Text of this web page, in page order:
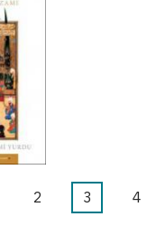
Seite
2
Aktuelle
3 Seite
4